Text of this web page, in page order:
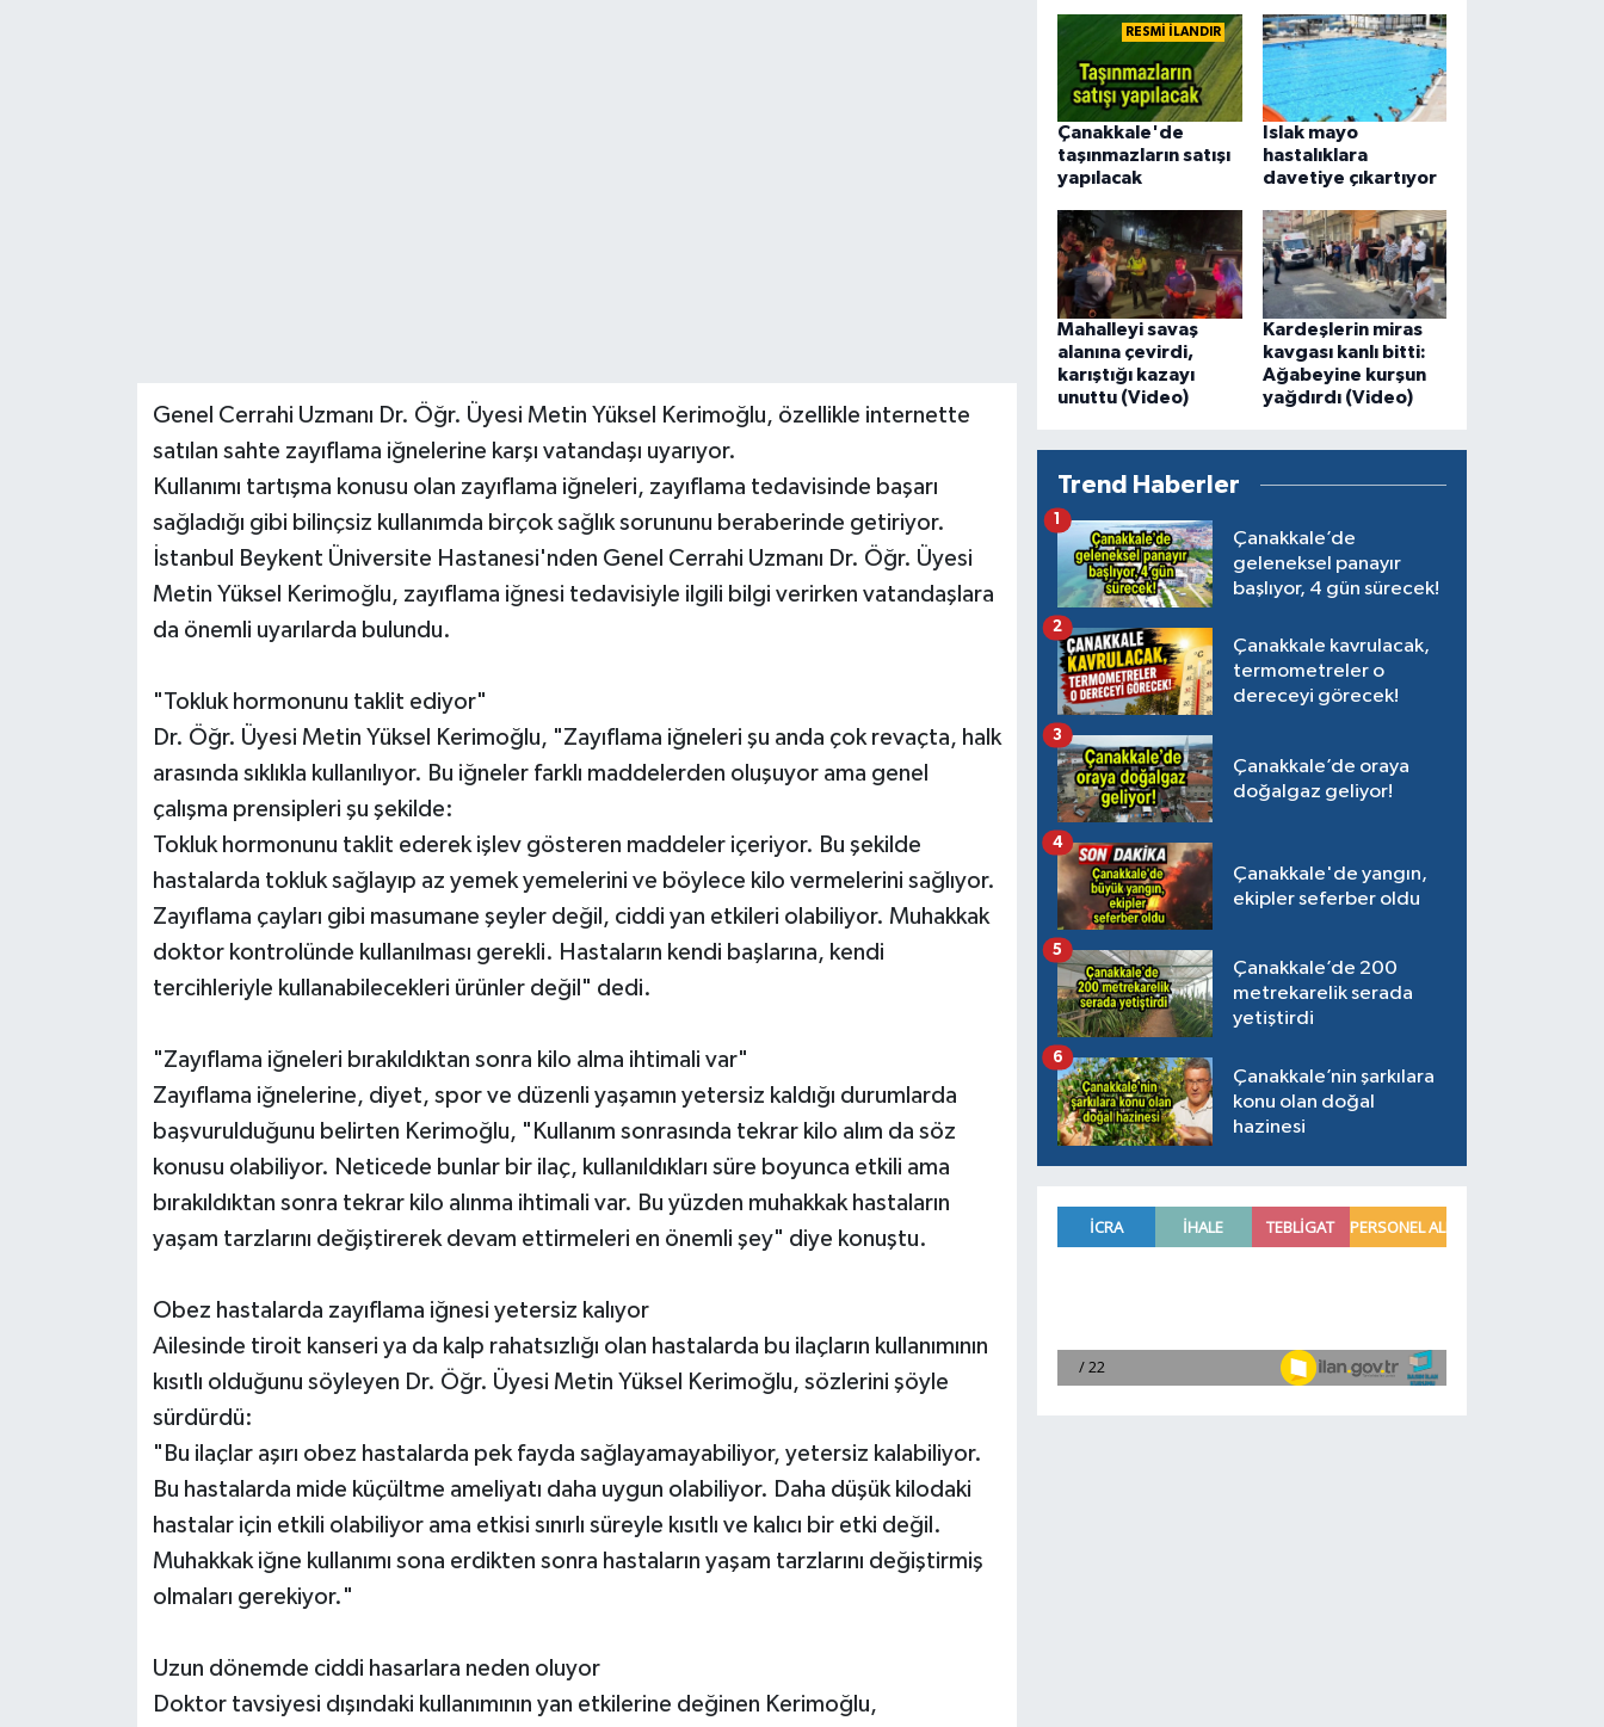
Genel Cerrahi Uzmanı Dr. Öğr. Üyesi Metin Yüksel Kerimoğlu, özellikle internette
satılan sahte zayıflama iğnelerine karşı vatandaşı uyarıyor.
Kullanımı tartışma konusu olan zayıflama iğneleri, zayıflama tedavisinde başarı
sağladığı gibi bilinçsiz kullanımda birçok sağlık sorununu beraberinde getiriyor.
İstanbul Beykent Üniversite Hastanesi'nden Genel Cerrahi Uzmanı Dr. Öğr. Üyesi
Metin Yüksel Kerimoğlu, zayıflama iğnesi tedavisiyle ilgili bilgi verirken vatandaşlara
da önemli uyarılarda bulundu.
"Tokluk hormonunu taklit ediyor"
Dr. Öğr. Üyesi Metin Yüksel Kerimoğlu, "Zayıflama iğneleri şu anda çok revaçta, halk
arasında sıklıkla kullanılıyor. Bu iğneler farklı maddelerden oluşuyor ama genel
çalışma prensipleri şu şekilde:
Tokluk hormonunu taklit ederek işlev gösteren maddeler içeriyor. Bu şekilde
hastalarda tokluk sağlayıp az yemek yemelerini ve böylece kilo vermelerini sağlıyor.
Zayıflama çayları gibi masumane şeyler değil, ciddi yan etkileri olabiliyor. Muhakkak
doktor kontrolünde kullanılması gerekli. Hastaların kendi başlarına, kendi
tercihleriyle kullanabilecekleri ürünler değil" dedi.
"Zayıflama iğneleri bırakıldıktan sonra kilo alma ihtimali var"
Zayıflama iğnelerine, diyet, spor ve düzenli yaşamın yetersiz kaldığı durumlarda
başvurulduğunu belirten Kerimoğlu, "Kullanım sonrasında tekrar kilo alım da söz
konusu olabiliyor. Neticede bunlar bir ilaç, kullanıldıkları süre boyunca etkili ama
bırakıldıktan sonra tekrar kilo alınma ihtimali var. Bu yüzden muhakkak hastaların
yaşam tarzlarını değiştirerek devam ettirmeleri en önemli şey" diye konuştu.
Obez hastalarda zayıflama iğnesi yetersiz kalıyor
Ailesinde tiroit kanseri ya da kalp rahatsızlığı olan hastalarda bu ilaçların kullanımının
kısıtlı olduğunu söyleyen Dr. Öğr. Üyesi Metin Yüksel Kerimoğlu, sözlerini şöyle
sürdürdü:
"Bu ilaçlar aşırı obez hastalarda pek fayda sağlayamayabiliyor, yetersiz kalabiliyor.
Bu hastalarda mide küçültme ameliyatı daha uygun olabiliyor. Daha düşük kilodaki
hastalar için etkili olabiliyor ama etkisi sınırlı süreyle kısıtlı ve kalıcı bir etki değil.
Muhakkak iğne kullanımı sona erdikten sonra hastaların yaşam tarzlarını değiştirmiş
olmaları gerekiyor."
Uzun dönemde ciddi hasarlara neden oluyor
Doktor tavsiyesi dışındaki kullanımının yan etkilerine değinen Kerimoğlu,
RESMİ İLANDIR
Çanakkale'de
taşınmazların satışı
yapılacak
Islak mayo
hastalıklara
davetiye çıkartıyor
Mahalleyi savaş
alanına çevirdi,
karıştığı kazayı
unuttu (Video)
Kardeşlerin miras
kavgası kanlı bitti:
Ağabeyine kurşun
yağdırdı (Video)
Trend Haberler
Çanakkale’de
geleneksel panayır
başlıyor, 4 gün sürecek!
1
Çanakkale kavrulacak,
termometreler o
dereceyi görecek!
2
Çanakkale’de oraya
doğalgaz geliyor!
3
Çanakkale'de yangın,
ekipler seferber oldu
4
Çanakkale’de 200
metrekarelik serada
yetiştirdi
5
Çanakkale’nin şarkılara
konu olan doğal
hazinesi
6